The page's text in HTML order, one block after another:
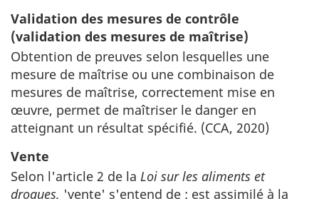
Validation des mesures de contrôle
(validation des mesures de maîtrise)
Obtention de preuves selon lesquelles une
mesure de maîtrise ou une combinaison de
mesures de maîtrise, correctement mise en
œuvre, permet de maîtriser le danger en
atteignant un résultat spécifié. (CCA, 2020)
Vente
Selon l'article 2 de la Loi sur les aliments et
drogues, 'vente' s'entend de : est assimilé à la